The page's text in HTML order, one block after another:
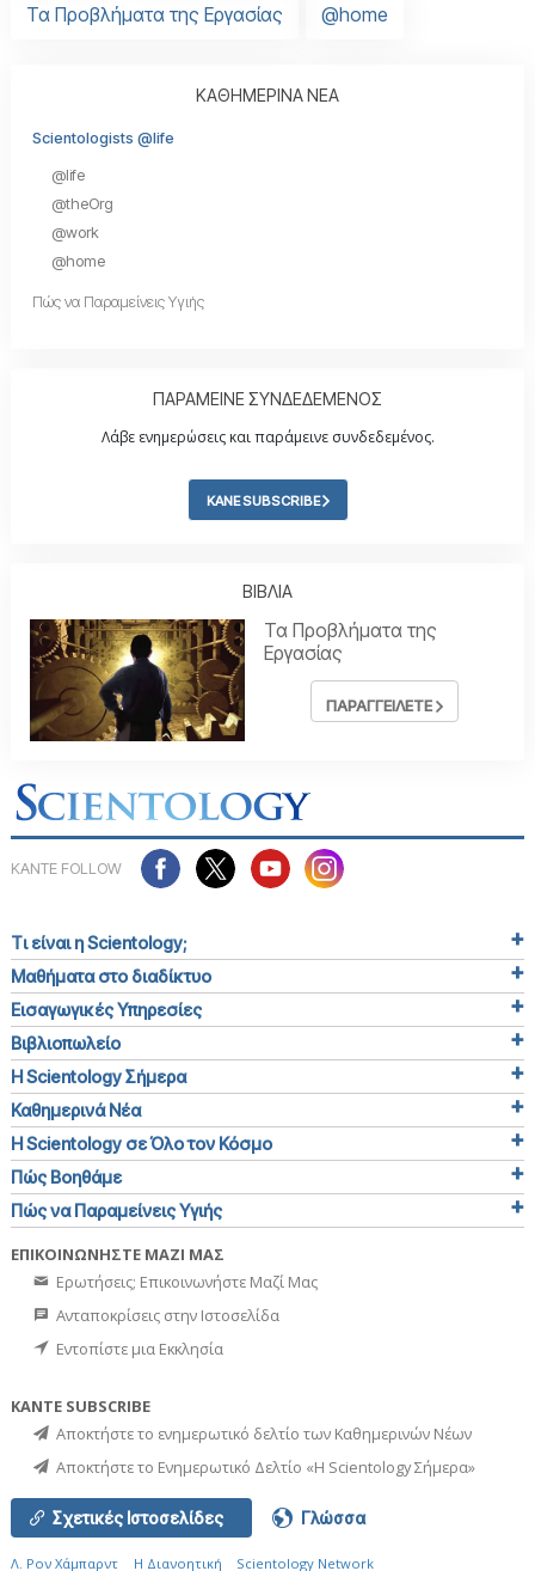
Τα Προβλήματα της Εργασίας @home
ΚΑΘΗΜΕΡΙΝΑ ΝΕΑ
Scientologists @life
@life
@theOrg
@work
@home
Πώς να Παραμείνεις Υγιής
ΠΑΡΑΜΕΙΝΕ ΣΥΝΔΕΔΕΜΕΝΟΣ
Λάβε ενημερώσεις και παράμεινε συνδεδεμένος.
ΚΑΝΕ SUBSCRIBE
ΒΙΒΛΙΑ
Τα Προβλήµατα της
Εργασίας
ΠΑΡΑΓΓΕΙΛΕΤΕ
ΚΑΝΤΕ FOLLOW
Τι είναι η Scientology;
Μαθήματα στο διαδίκτυο
Εισαγωγικές Υπηρεσίες
Βιβλιοπωλείο
Η Scientology Σήμερα
Καθημερινά Νέα
Η Scientology σε Όλο τον Κόσμο
Πώς Βοηθάμε
Πώς να Παραμείνεις Υγιής
ΕΠΙΚΟΙΝΩΝΗΣΤΕ ΜΑΖΙ ΜΑΣ
Ερωτήσεις; Επικοινωνήστε Μαζί Μας
Ανταποκρίσεις στην Ιστοσελίδα
Εντοπίστε μια Εκκλησία
ΚΑΝΤΕ SUBSCRIBE
Αποκτήστε το ενημερωτικό δελτίο των Καθημερινών Νέων
Αποκτήστε το Ενημερωτικό Δελτίο «Η Scientology Σήμερα»
Σχετικές Ιστοσελίδες Γλώσσα
Λ. Ρον Χάμπαρντ Η Διανοητική Scientology Network